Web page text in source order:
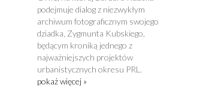
podejmuje dialog z niezwykłym
archiwum fotograficznym swojego
dziadka, Zygmunta Kubskiego,
będącym kroniką jednego z
najważniejszych projektów
urbanistycznych okresu PRL.
pokaż więcej »